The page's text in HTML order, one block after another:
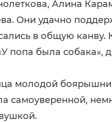
Алина
Они удачно
в общую канву.
попа была
молодой
самоуверенной,